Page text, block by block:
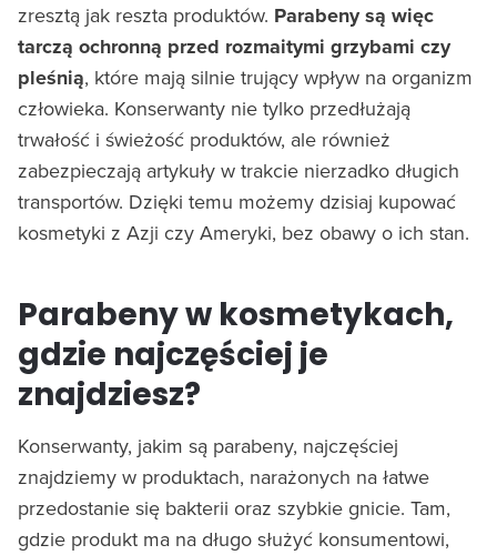
zresztą jak reszta produktów. Parabeny są więc
tarczą ochronną przed rozmaitymi grzybami czy
pleśnią, które mają silnie trujący wpływ na organizm
człowieka. Konserwanty nie tylko przedłużają
trwałość i świeżość produktów, ale również
zabezpieczają artykuły w trakcie nierzadko długich
transportów. Dzięki temu możemy dzisiaj kupować
kosmetyki z Azji czy Ameryki, bez obawy o ich stan.
Parabeny w kosmetykach,
gdzie najczęściej je
znajdziesz?
Konserwanty, jakim są parabeny, najczęściej
znajdziemy w produktach, narażonych na łatwe
przedostanie się bakterii oraz szybkie gnicie. Tam,
gdzie produkt ma na długo służyć konsumentowi,